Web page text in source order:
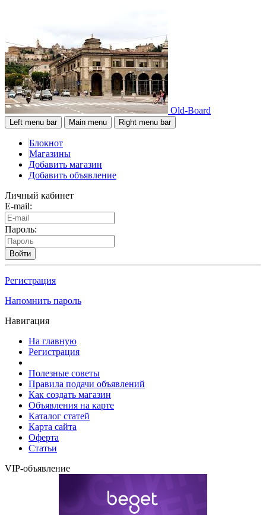
Old-Board
Left menu bar Main menu Right menu bar
Блокнот
Магазины
Добавить магазин
Добавить объявление
Личный кабинет
E-mail:
Пароль:
Войти
Регистрация
Напомнить пароль
Навигация
На главную
Регистрация
Полезные советы
Правила подачи объявлений
Как создать магазин
Объявления на карте
Каталог статей
Карта сайта
Оферта
Статьи
VIP-объявление